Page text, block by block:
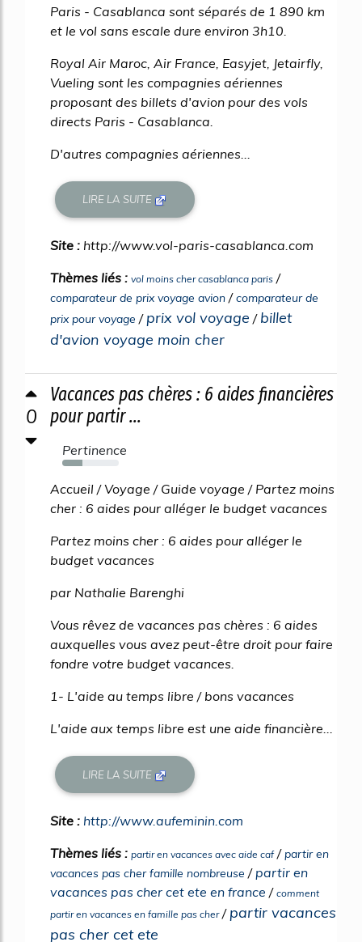
Paris - Casablanca sont séparés de 1 890 km
et le vol sans escale dure environ 3h10.
Royal Air Maroc, Air France, Easyjet, Jetairfly,
Vueling sont les compagnies aériennes
proposant des billets d'avion pour des vols
directs Paris - Casablanca.
D'autres compagnies aériennes...
LIRE LA SUITE
Site : http://www.vol-paris-casablanca.com
Thèmes liés : vol moins cher casablanca paris /
comparateur de prix voyage avion /comparateur de
prix pour voyage / prix vol voyage / billet
d'avion voyage moin cher
0
Vacances pas chères : 6 aides financières
pour partir ...
Pertinence
35%
Accueil / Voyage / Guide voyage / Partez moins
cher : 6 aides pour alléger le budget vacances
Partez moins cher : 6 aides pour alléger le
budget vacances
par Nathalie Barenghi
Vous rêvez de vacances pas chères : 6 aides
auxquelles vous avez peut-être droit pour faire
fondre votre budget vacances.
1- L'aide au temps libre / bons vacances
L'aide aux temps libre est une aide financière...
LIRE LA SUITE
Site : http://www.aufeminin.com
Thèmes liés : partir en vacances avec aide caf/partir en
vacances pas cher famille nombreuse / partir en
vacances pas cher cet ete en france / comment
partir en vacances en famille pas cher/ partir vacances
pas cher cet ete